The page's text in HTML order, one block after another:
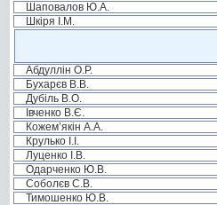
Шаповалов Ю.А.
Шкіря І.М.
Абдуллін О.Р.
Бухарєв В.В.
Дубіль В.О.
Івченко В.Є.
Кожем’якін А.А.
Крулько І.І.
Луценко І.В.
Одарченко Ю.В.
Соболєв С.В.
Тимошенко Ю.В.